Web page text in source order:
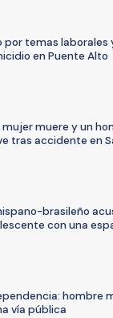
por temas laborales
en Puente Alto
mujer muere y un
tras accidente en
brasileño
con una
hombre
vía pública